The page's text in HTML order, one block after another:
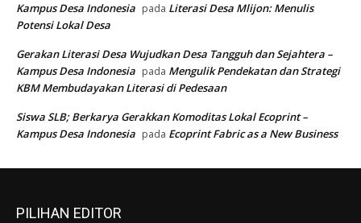
Kampus Desa Indonesia pada Literasi Desa Mlijon: Menulis
Potensi Lokal Desa
Gerakan Literasi Desa Wujudkan Desa Tangguh dan Sejahtera –
Kampus Desa Indonesia pada Mengulik Pendekatan dan Strategi
KBM Membudayakan Literasi di Pedesaan
Siswa SLB; Berkarya Gerakkan Komoditas Lokal Ecoprint –
Kampus Desa Indonesia pada Ecoprint Fabric as a New Business
PILIHAN EDITOR